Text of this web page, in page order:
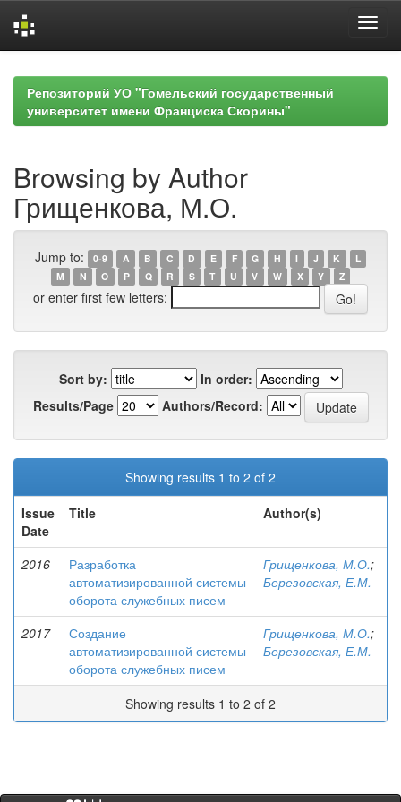
navigationРепозиторий УО "Гомельский государственный
университет имени Франциска Скорины"
Browsing by Author
Грищенкова, М.О.
Jump to: 0-9 A B C D E F G H I J K
L
M
N O P Q R S T U V W X Y Z
or enter first few letters:
Sort by:
In order:
Results/Page
Authors/Record:
Showing results 1 to 2 of 2
Issue
Date
Title Author(s)
2016
Разработка
автоматизированной системы
оборота служебных писем
Грищенкова, М.О.;
Березовская, Е.М.
2017
Создание
автоматизированной системы
оборота служебных писем
Грищенкова, М.О.;
Березовская, Е.М.
Showing results 1 to 2 of 2